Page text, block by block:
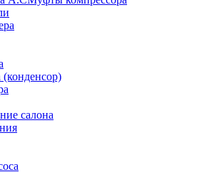
салона